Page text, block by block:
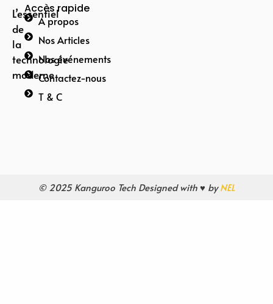
L’essentiel
de
la
technologie
moderne
Accès rapide
A propos
Nos Articles
Nos événements
Contactez-nous
T & C
© 2025 Kanguroo Tech Designed with ♥ byNEL